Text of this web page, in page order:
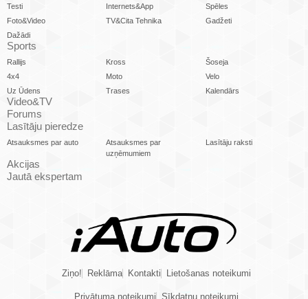
Testi
Internets&App
Spēles
Foto&Video
TV&Cita Tehnika
Gadžeti
Dažādi
Sports
Rallijs Kross
Šoseja
4x4
Moto
Velo
Uz Ūdens
Trases Kalendārs
Video&TV
Forums
Lasītāju pieredze
Atsauksmes par auto
Atsauksmes par
uzņēmumiem
Lasītāju raksti
Akcijas
Jautā ekspertam
Ziņo! Reklāma Kontakti Lietošanas noteikumi
Privātuma noteikumi Sīkdatņu noteikumi